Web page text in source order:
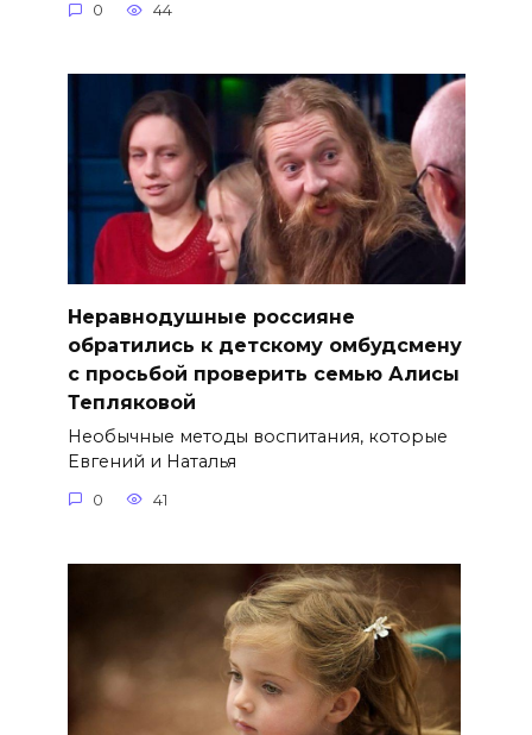
0 44
Неравнодушные россияне
обратились к детскому омбудсмену
с просьбой проверить семью Алисы
Тепляковой
Необычные методы воспитания, которые
Евгений и Наталья
0 41